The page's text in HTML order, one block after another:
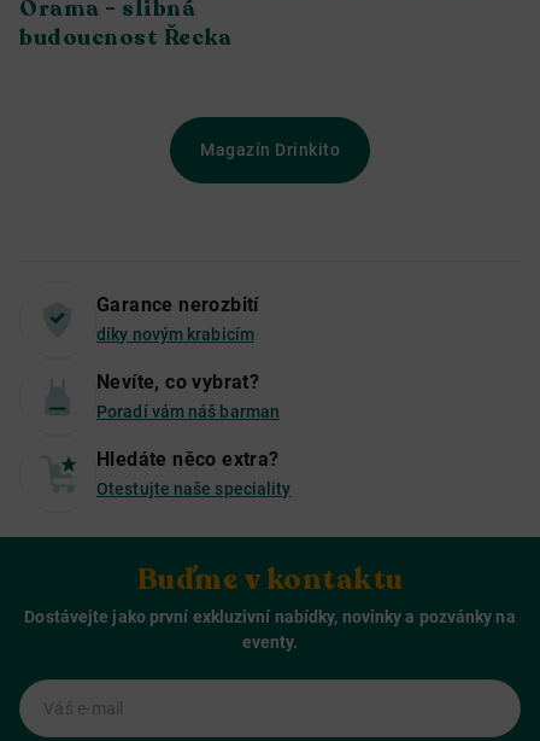
Orama - slibná
budoucnost Řecka
Magazín Drinkito
Garance nerozbití
díky novým krabicím
Nevíte, co vybrat?
Poradí vám náš barman
Hledáte něco extra?
Otestujte naše speciality
Buďme v kontaktu
Dostávejte jako první exkluzivní nabídky, novinky a pozvánky na
eventy.
Váš e-mail